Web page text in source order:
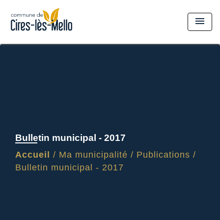
menu
Bulletin municipal - 2017
Accueil / Ma municipalité / Publications /
Bulletin municipal - 2017